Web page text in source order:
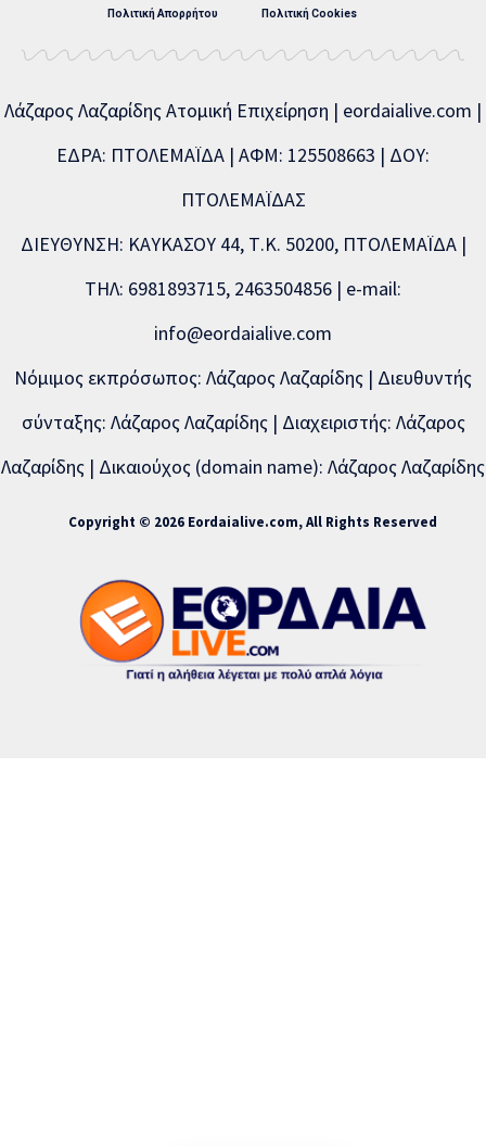
Πολιτική Απορρήτου Πολιτική Cookies
Λάζαρος Λαζαρίδης Ατομική Επιχείρηση | eordaialive.com |
ΕΔΡΑ: ΠΤΟΛΕΜΑΪΔΑ | ΑΦΜ: 125508663 | ΔΟΥ:
ΠΤΟΛΕΜΑΪΔΑΣ
ΔΙΕΥΘΥΝΣΗ: ΚΑΥΚΑΣΟΥ 44, Τ.Κ. 50200, ΠΤΟΛΕΜΑΪΔΑ |
ΤΗΛ: 6981893715, 2463504856 | e-mail:
info@eordaialive.com
Νόμιμος εκπρόσωπος: Λάζαρος Λαζαρίδης | Διευθυντής
σύνταξης: Λάζαρος Λαζαρίδης | Διαχειριστής: Λάζαρος
Λαζαρίδης | Δικαιούχος (domain name): Λάζαρος Λαζαρίδης
Copyright © 2026 Eordaialive.com, All Rights Reserved